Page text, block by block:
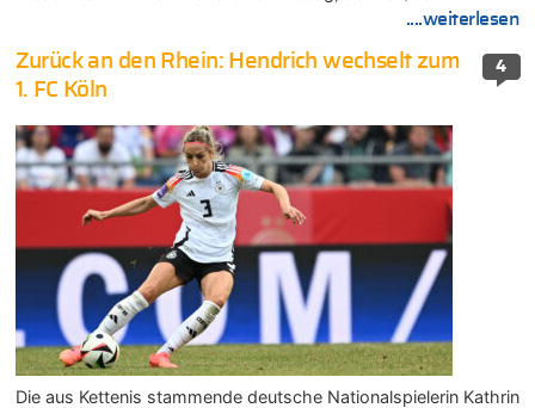
....weiterlesen
4
Zurück an den Rhein: Hendrich wechselt zum
1. FC Köln
Die aus Kettenis stammende deutsche Nationalspielerin Kathrin